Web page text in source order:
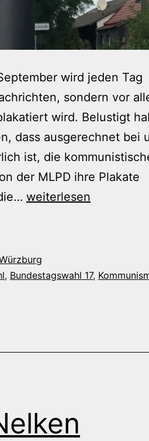
wird jeden Tag
sondern vor
wird. Belustigt
dass ausgerechnet bei
ist, die
der MLPD ihre Plakate
Zielgruppe
weiterlesen
, Bundestagswahl 17,